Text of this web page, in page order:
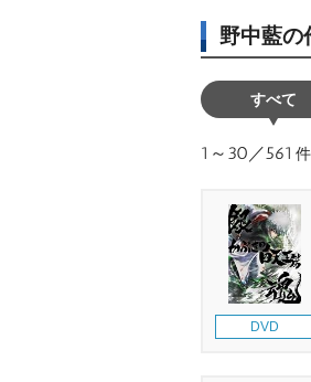
野中藍の
すべて
1～30／561 件
DVD